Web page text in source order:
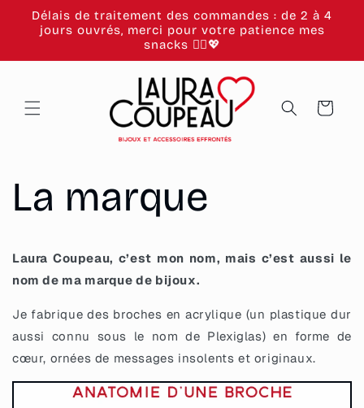
passer
Délais de traitement des commandes : de 2 à 4
jours ouvrés, merci pour votre patience mes
snacks 🙂‍↕️💖
Panier
La marque
Laura Coupeau, c’est mon nom, mais c’est aussi le
nom de ma marque de bijoux.
Je fabrique des broches en acrylique (un plastique dur
aussi connu sous le nom de Plexiglas) en forme de
cœur, ornées de messages insolents et originaux.